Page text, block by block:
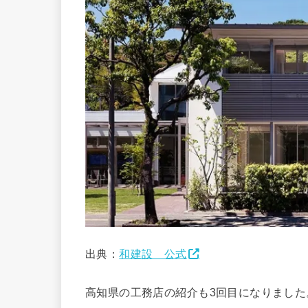
出典：和建設 公式
高知県の工務店の紹介も3回目になりまし